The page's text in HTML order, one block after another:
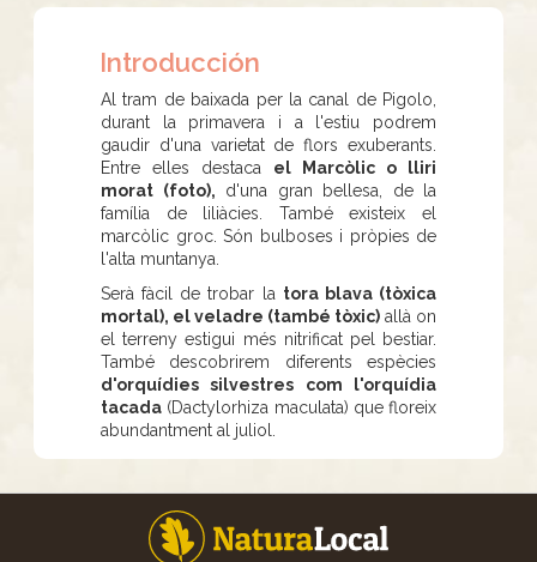
Introducción
Al tram de baixada per la canal de Pigolo,
durant la primavera i a l'estiu podrem
gaudir d'una varietat de flors exuberants.
Entre elles destaca el Marcòlic o lliri
morat (foto), d'una gran bellesa, de la
família de liliàcies. També existeix el
marcòlic groc. Són bulboses i pròpies de
l'alta muntanya.
Serà fàcil de trobar la tora blava (tòxica
mortal), el veladre (també tòxic) allà on
el terreny estigui més nitrificat pel bestiar.
També descobrirem diferents espècies
d'orquídies silvestres com l'orquídia
tacada (Dactylorhiza maculata) que floreix
abundantment al juliol.